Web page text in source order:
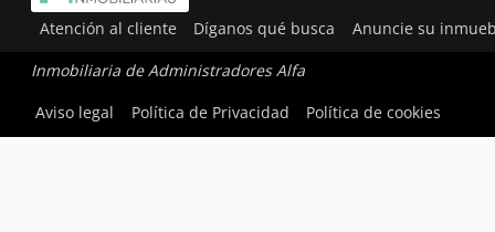
Atención al cliente Díganos qué busca Anuncie su
Inmobiliaria de Administradores Alfa
Aviso legal
Política de Privacidad Política de cookies